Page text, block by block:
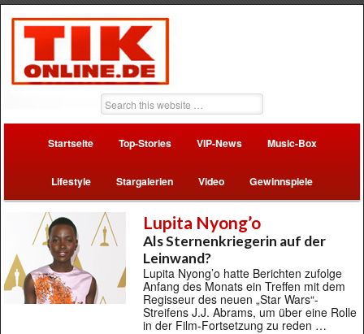
Startseite Top-Stories VIP-News Music-Box
Lifestyle Stargalerien Video Gewinnspiele
Lupita Nyong’o
Als Sternenkriegerin auf der
Leinwand?
Lupita Nyong’o hatte Berichten zufolge
Anfang des Monats ein Treffen mit dem
Regisseur des neuen „Star Wars“-
Streifens J.J. Abrams, um über eine Rolle
in der Film-Fortsetzung zu reden …